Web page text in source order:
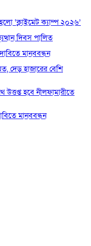
‘ক্লাইমেট ক্যাম্প ২০২৬’
দিবস পালিত
মানববন্ধন
দেড় হাজারের বেশি
হবে নীলফামারীতে
মানববন্ধন